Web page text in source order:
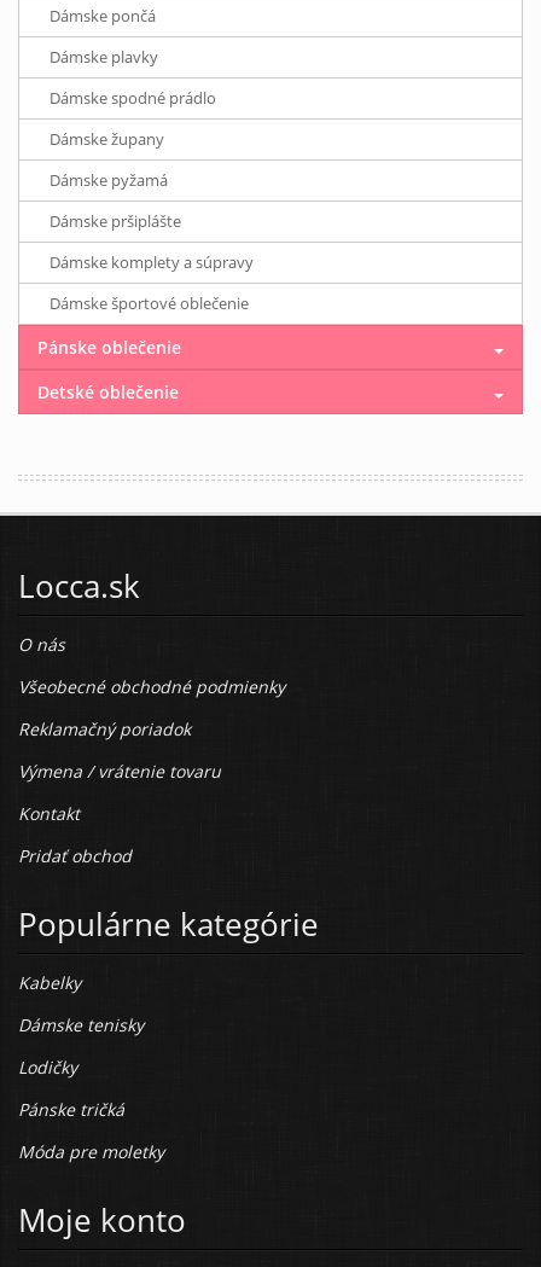
Dámske pončá
Dámske plavky
Dámske spodné prádlo
Dámske župany
Dámske pyžamá
Dámske pršiplášte
Dámske komplety a súpravy
Dámske športové oblečenie
Pánske oblečenie
Detské oblečenie
Locca.sk
O nás
Všeobecné obchodné podmienky
Reklamačný poriadok
Výmena / vrátenie tovaru
Kontakt
Pridať obchod
Populárne kategórie
Kabelky
Dámske tenisky
Lodičky
Pánske tričká
Móda pre moletky
Moje konto